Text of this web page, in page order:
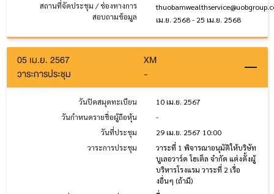
สถานที่จัดประชุม / ช่องทางการ
สอบถามข้อมูล
เม.ย. 2568 - 25 เม.ย. 2568
05 เม.ย. 2567
XM
วาระการประชุม
-
วันปิดสมุดทะเบียน
10 เม.ย. 2567
วันกำหนดรายชื่อผู้ถือหุ้น
-
วันที่ประชุม
29 เม.ย. 2567 10:00
วาระการประชุม
วาระที่ 1 พิจารณาอนุมัติให้บริษัท
บูเลอวาร์ด โฮเต็ล จำกัด แต่งตั้งผู้
บริหารโรงแรม วาระที่ 2 เรื่อ
งอื่นๆ (ถ้ามี)